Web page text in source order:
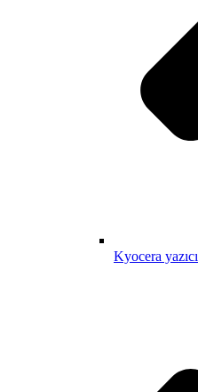
Kyocera yazıcı